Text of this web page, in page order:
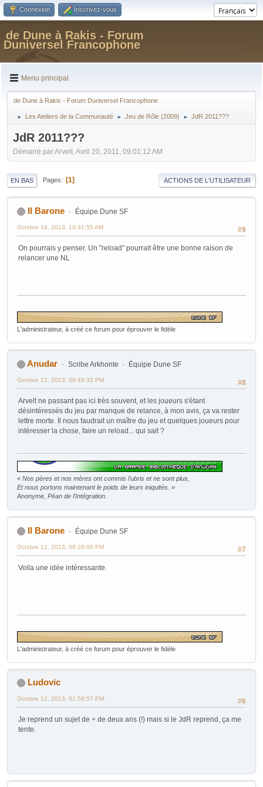
Connexion Inscrivez-vous
de Dune à Rakis - Forum
Duniversel Francophone
Menu principal
de Dune à Rakis - Forum Duniversel Francophone
► Les Ateliers de la Communauté ► Jeu de Rôle (2009) ► JdR 2011???
JdR 2011???
Démarré par Arvelt, Avril 20, 2011, 09:01:12 AM
EN BAS Pages 1 ACTIONS DE L'UTILISATEUR
Il Barone Équipe Dune SF
#9
Octobre 16, 2013, 10:31:55 AM
On pourrais y penser. Un "reload" pourrait être une bonne raison de
relancer une NL
L'administrateur, à créé ce forum pour éprouver le fidèle
Anudar Scribe Arkhonte Équipe Dune SF
#8
Octobre 12, 2013, 08:49:32 PM
Arvelt ne passant pas ici très souvent, et les joueurs s'étant
désintéressés du jeu par manque de relance, à mon avis, ça va rester
lettre morte. Il nous faudrait un maître du jeu et quelques joueurs pour
intéresser la chose, faire un reload... qui sait ?
« Nos pères et nos mères ont commis l'ubris et ne sont plus,
Et nous portons maintenant le poids de leurs iniquités. »
Anonyme, Péan de l'Intégration
Il Barone Équipe Dune SF
#7
Octobre 12, 2013, 08:26:06 PM
Voila une idée intéressante.
L'administrateur, à créé ce forum pour éprouver le fidèle
Ludovic
#6
Octobre 12, 2013, 01:58:57 PM
Je reprend un sujet de + de deux ans (!) mais si le JdR reprend, ça me
tente.